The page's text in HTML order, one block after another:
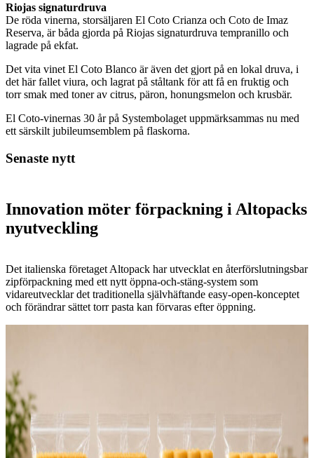
Riojas signaturdruva
De röda vinerna, storsäljaren El Coto Crianza och Coto de Imaz
Reserva, är båda gjorda på Riojas signaturdruva tempranillo och
lagrade på ekfat.
Det vita vinet El Coto Blanco är även det gjort på en lokal druva, i
det här fallet viura, och lagrat på ståltank för att få en fruktig och
torr smak med toner av citrus, päron, honungsmelon och krusbär.
El Coto-vinernas 30 år på Systembolaget uppmärksammas nu med
ett särskilt jubileumsemblem på flaskorna.
Senaste nytt
Innovation möter förpackning i Altopacks
nyutveckling
Det italienska företaget Altopack har utvecklat en återförslutningsbar
zipförpackning med ett nytt öppna-och-stäng-system som
vidareutvecklar det traditionella självhäftande easy-open-konceptet
och förändrar sättet torr pasta kan förvaras efter öppning.